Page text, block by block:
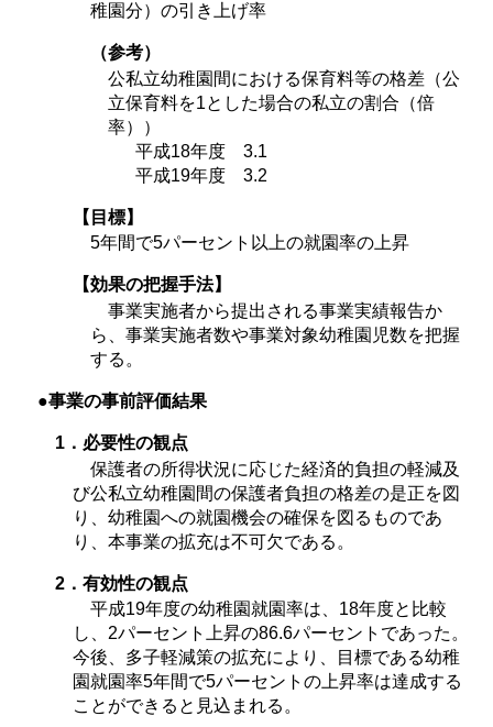
稚園分）の引き上げ率
（参考）
公私立幼稚園間における保育料等の格差（公
立保育料を1とした場合の私立の割合（倍
率））
平成18年度 3.1
平成19年度 3.2
【目標】
5年間で5パーセント以上の就園率の上昇
【効果の把握手法】
事業実施者から提出される事業実績報告か
ら、事業実施者数や事業対象幼稚園児数を把握
する。
●事業の事前評価結果
1．必要性の観点
保護者の所得状況に応じた経済的負担の軽減及
び公私立幼稚園間の保護者負担の格差の是正を図
り、幼稚園への就園機会の確保を図るものであ
り、本事業の拡充は不可欠である。
2．有効性の観点
平成19年度の幼稚園就園率は、18年度と比較
し、2パーセント上昇の86.6パーセントであった。
今後、多子軽減策の拡充により、目標である幼稚
園就園率5年間で5パーセントの上昇率は達成する
ことができると見込まれる。